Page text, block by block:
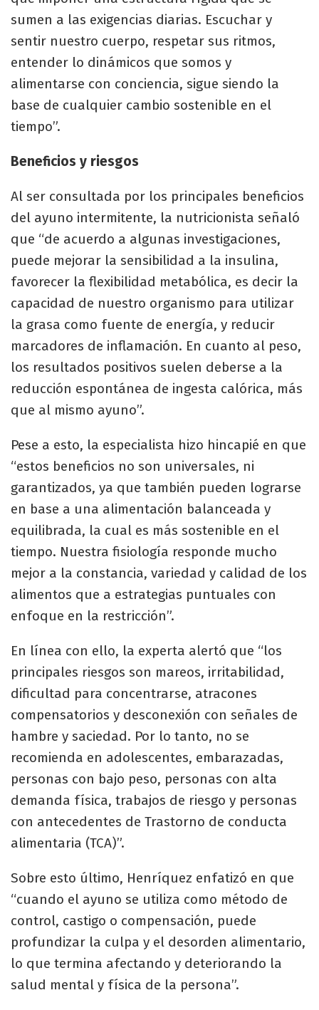
sumen a las exigencias diarias. Escuchar y
sentir nuestro cuerpo, respetar sus ritmos,
entender lo dinámicos que somos y
alimentarse con conciencia, sigue siendo la
base de cualquier cambio sostenible en el
tiempo”.
Beneficios y riesgos
Al ser consultada por los principales beneficios
del ayuno intermitente, la nutricionista señaló
que “de acuerdo a algunas investigaciones,
puede mejorar la sensibilidad a la insulina,
favorecer la flexibilidad metabólica, es decir la
capacidad de nuestro organismo para utilizar
la grasa como fuente de energía, y reducir
marcadores de inflamación. En cuanto al peso,
los resultados positivos suelen deberse a la
reducción espontánea de ingesta calórica, más
que al mismo ayuno”.
Pese a esto, la especialista hizo hincapié en que
“estos beneficios no son universales, ni
garantizados, ya que también pueden lograrse
en base a una alimentación balanceada y
equilibrada, la cual es más sostenible en el
tiempo. Nuestra fisiología responde mucho
mejor a la constancia, variedad y calidad de los
alimentos que a estrategias puntuales con
enfoque en la restricción”.
En línea con ello, la experta alertó que “los
principales riesgos son mareos, irritabilidad,
dificultad para concentrarse, atracones
compensatorios y desconexión con señales de
hambre y saciedad. Por lo tanto, no se
recomienda en adolescentes, embarazadas,
personas con bajo peso, personas con alta
demanda física, trabajos de riesgo y personas
con antecedentes de Trastorno de conducta
alimentaria (TCA)”.
Sobre esto último, Henríquez enfatizó en que
“cuando el ayuno se utiliza como método de
control, castigo o compensación, puede
profundizar la culpa y el desorden alimentario,
lo que termina afectando y deteriorando la
salud mental y física de la persona”.